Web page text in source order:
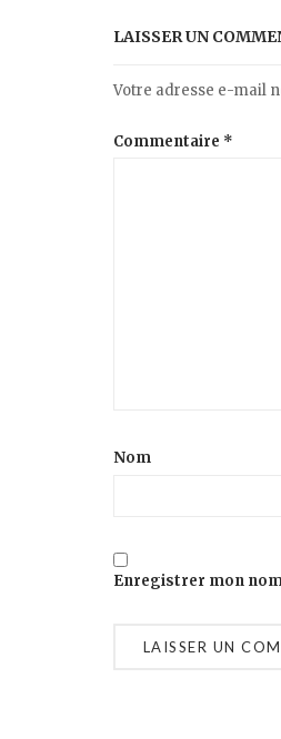
LAISSER UN
Votre adresse e-mail
Commentaire *
Nom
Enregistrer mon